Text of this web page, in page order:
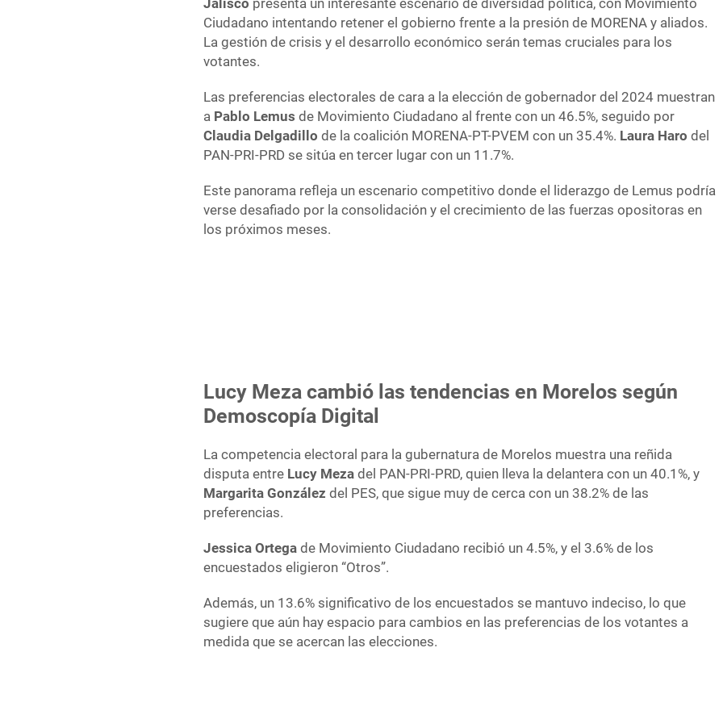
Jalisco presenta un interesante escenario de diversidad política, con Movimiento
Ciudadano intentando retener el gobierno frente a la presión de MORENA y aliados.
La gestión de crisis y el desarrollo económico serán temas cruciales para los
votantes.
Las preferencias electorales de cara a la elección de gobernador del 2024 muestran
a Pablo Lemus de Movimiento Ciudadano al frente con un 46.5%, seguido por
Claudia Delgadillo de la coalición MORENA-PT-PVEM con un 35.4%. Laura Haro del
PAN-PRI-PRD se sitúa en tercer lugar con un 11.7%.
Este panorama refleja un escenario competitivo donde el liderazgo de Lemus podría
verse desafiado por la consolidación y el crecimiento de las fuerzas opositoras en
los próximos meses.
Lucy Meza cambió las tendencias en Morelos según
Demoscopía Digital
La competencia electoral para la gubernatura de Morelos muestra una reñida
disputa entre Lucy Meza del PAN-PRI-PRD, quien lleva la delantera con un 40.1%, y
Margarita González del PES, que sigue muy de cerca con un 38.2% de las
preferencias.
Jessica Ortega de Movimiento Ciudadano recibió un 4.5%, y el 3.6% de los
encuestados eligieron “Otros”.
Además, un 13.6% significativo de los encuestados se mantuvo indeciso, lo que
sugiere que aún hay espacio para cambios en las preferencias de los votantes a
medida que se acercan las elecciones.